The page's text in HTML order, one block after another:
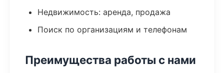
Недвижимость: аренда, продажа
Поиск по организациям и телефонам
Преимущества работы с нами